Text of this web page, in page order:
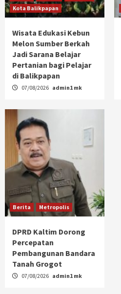
Kota Balikpapan
Wisata Edukasi Kebun
Melon Sumber Berkah
Jadi Sarana Belajar
Pertanian bagi Pelajar
di Balikpapan
07/08/2026 admin1 mk
Berita Metropolis
DPRD Kaltim Dorong
Percepatan
Pembangunan Bandara
Tanah Grogot
07/08/2026 admin1 mk